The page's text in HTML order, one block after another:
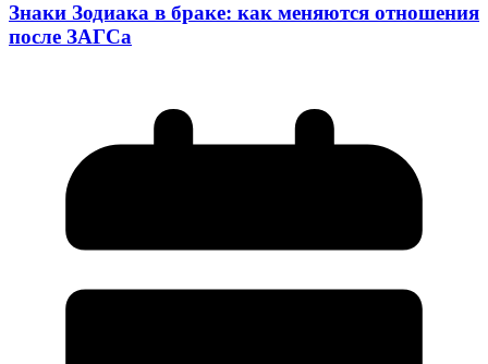
Знаки Зодиака в браке: как меняются отношения
после ЗАГСа